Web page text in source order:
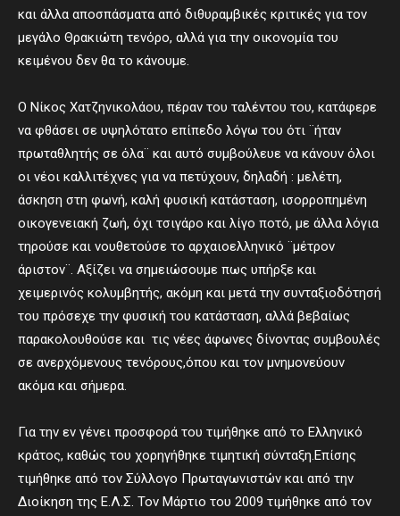
και άλλα αποσπάσματα από διθυραμβικές κριτικές για τον
μεγάλο Θρακιώτη τενόρο, αλλά για την οικονομία του
κειμένου δεν θα το κάνουμε.
Ο Νίκος Χατζηνικολάου, πέραν του ταλέντου του, κατάφερε
να φθάσει σε υψηλότατο επίπεδο λόγω του ότι ¨ήταν
πρωταθλητής σε όλα¨ και αυτό συμβούλευε να κάνουν όλοι
οι νέοι καλλιτέχνες για να πετύχουν, δηλαδή : μελέτη,
άσκηση στη φωνή, καλή φυσική κατάσταση, ισορροπημένη
οικογενειακή ζωή, όχι τσιγάρο και λίγο ποτό, με άλλα λόγια
τηρούσε και νουθετούσε το αρχαιοελληνικό ¨μέτρον
άριστον¨. Αξίζει να σημειώσουμε πως υπήρξε και
χειμερινός κολυμβητής, ακόμη και μετά την συνταξιοδότησή
του πρόσεχε την φυσική του κατάσταση, αλλά βεβαίως
παρακολουθούσε και τις νέες άφωνες δίνοντας συμβουλές
σε ανερχόμενους τενόρους,όπου και τον μνημονεύουν
ακόμα και σήμερα.
Για την εν γένει προσφορά του τιμήθηκε από το Ελληνικό
κράτος, καθώς του χορηγήθηκε τιμητική σύνταξη.Επίσης
τιμήθηκε από τον Σύλλογο Πρωταγωνιστών και από την
Διοίκηση της Ε.Λ.Σ. Τον Μάρτιο του 2009 τιμήθηκε από τον